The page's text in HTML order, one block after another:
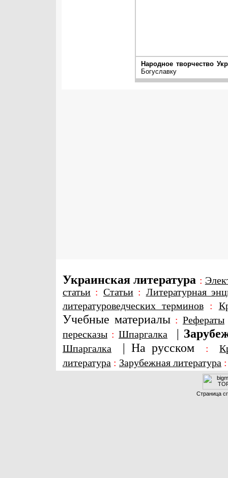
Народное творчество
Богуславку
Украинская литература :
статьи : Статьи: Литературная
литературоведческих терминов:
Учебные материалы : Рефераты
пересказы : Шпаргалка |
Шпаргалка | На русском :
литература : Зарубежная литература
Страница